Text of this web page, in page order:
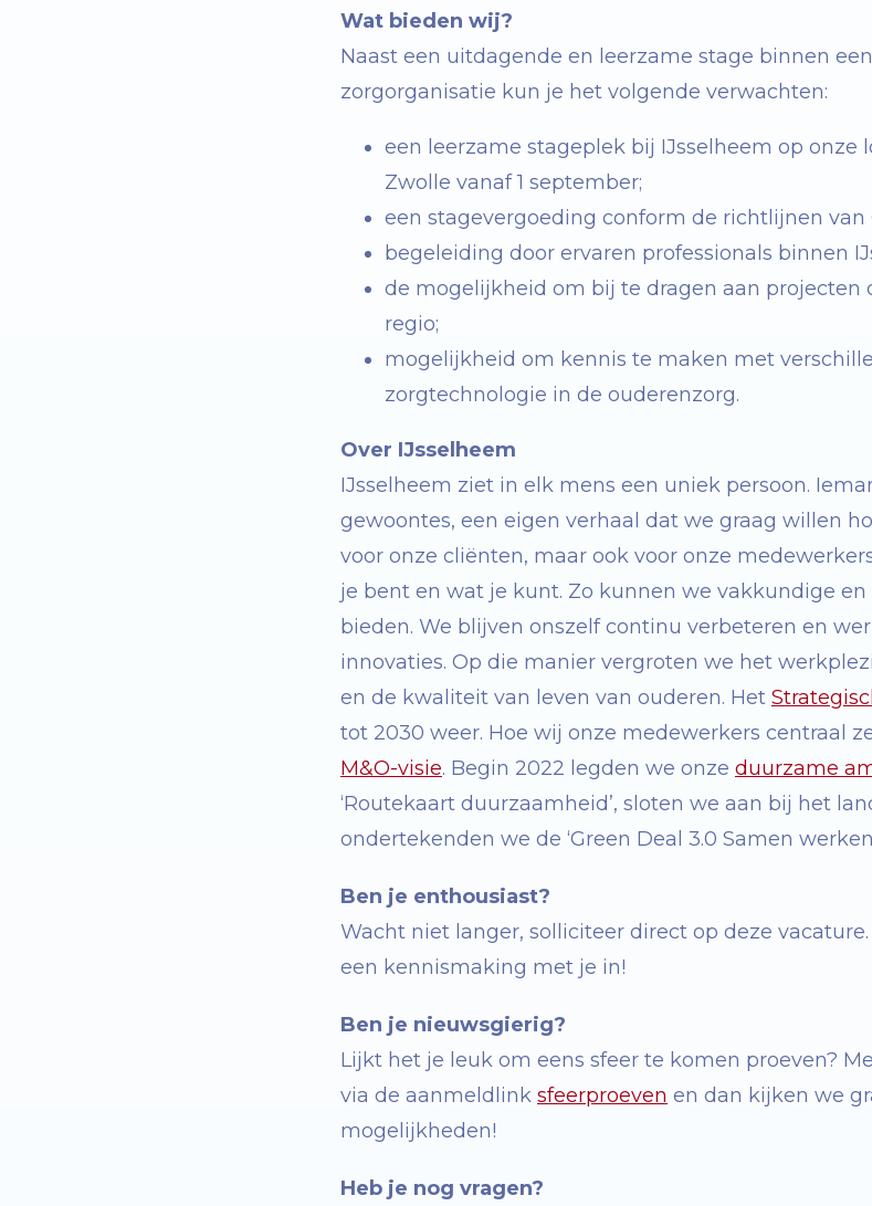
Wat bieden wij?
Naast een uitdagende en leerzame stage binnen
zorgorganisatie kun je het volgende verwachten:
een leerzame stageplek bij IJsselheem op onze
Zwolle vanaf 1 september;
een stagevergoeding conform de richtlijnen van
begeleiding door ervaren professionals binnen
de mogelijkheid om bij te dragen aan projecten
regio;
mogelijkheid om kennis te maken met
zorgtechnologie in de ouderenzorg.
Over IJsselheem
IJsselheem ziet in elk mens een uniek persoon.
gewoontes, een eigen verhaal dat we graag willen
voor onze cliënten, maar ook voor onze
je bent en wat je kunt. Zo kunnen we vakkundige
bieden. We blijven onszelf continu verbeteren en
innovaties. Op die manier vergroten we het
en de kwaliteit van leven van ouderen. Het
tot 2030 weer. Hoe wij onze medewerkers centraal
M&O-visie. Begin 2022 legden we onze duurzame
‘Routekaart duurzaamheid’, sloten we aan bij het
ondertekenden we de ‘Green Deal 3.0 Samen
Ben je enthousiast?
Wacht niet langer, solliciteer direct op deze
een kennismaking met je in!
Ben je nieuwsgierig?
Lijkt het je leuk om eens sfeer te komen proeven?
via de aanmeldlink sfeerproeven en dan kijken we
mogelijkheden!
Heb je nog vragen?